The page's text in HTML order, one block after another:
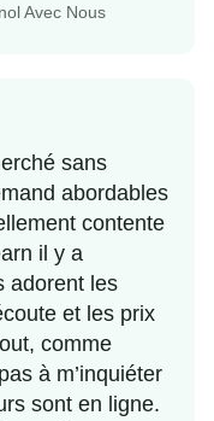
Avec Nous
sans
abordables
contente
il y a
adorent les
et les prix
comme
à m’inquiéter
sont en ligne.